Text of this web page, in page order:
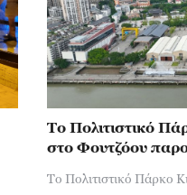
Το Πολιτιστικό
στο Φουτζόου
Το Πολιτιστικό Πάρκο